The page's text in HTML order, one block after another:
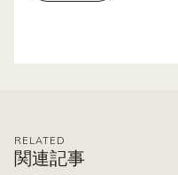
RELATED
関連記事